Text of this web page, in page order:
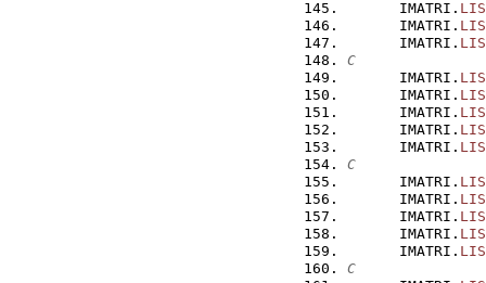
      IMATRI.
      IMATRI.
      IMATRI.
C
      IMATRI.
      IMATRI.
      IMATRI.
      IMATRI.
      IMATRI.
C
      IMATRI.
      IMATRI.
      IMATRI.
      IMATRI.
      IMATRI.
C